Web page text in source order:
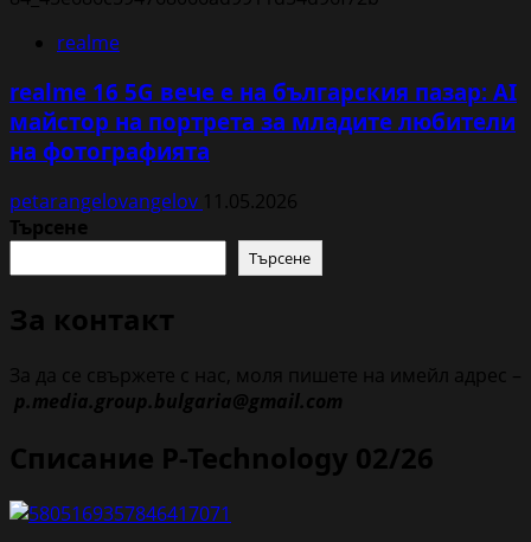
realme
realme 16 5G вече е на българския пазар: AI
майстор на портрета за младите любители
на фотографията
petarangelovangelov 11.05.2026
Търсене
Търсене
За контакт
За да се свържете с нас, моля пишете на имейл адрес –
p.media.group.bulgaria@gmail.com
Списание P-Technology 02/26